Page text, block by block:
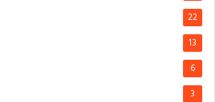
22
13
6
3